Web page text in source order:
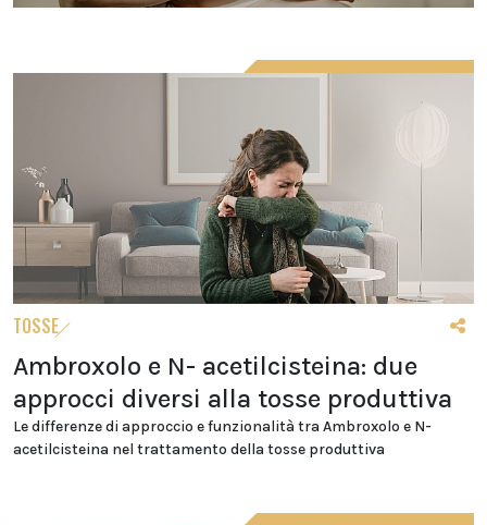
TOSSE
Ambroxolo e N- acetilcisteina: due
approcci diversi alla tosse produttiva
Le differenze di approccio e funzionalità tra Ambroxolo e N-
acetilcisteina nel trattamento della tosse produttiva